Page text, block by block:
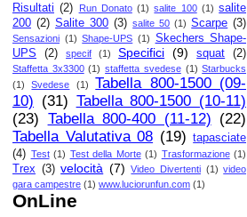
Risultati (2) Run Donato (1) salite 100 (1) salite
200 (2) Salite 300 (3) salite 50 (1) Scarpe (3)
Sensazioni (1) Shape-UPS (1) Skechers Shape-
UPS
(2) specif (1) Specifici (9) squat (2)
Staffetta 3x3300 (1) staffetta svedese (1) Starbucks
(1)
Svedese (1)
Tabella 800-1500 (09-
10) (31) Tabella 800-1500 (10-11)
(23) Tabella 800-400 (11-12) (22)
Tabella Valutativa 08 (19) tapasciate
(4) Test (1) Test della Morte (1) Trasformazione (1)
Trex (3) velocità (7) Video Divertenti (1) video
gara campestre (1) www.luciorunfun.com (1)
OnLine